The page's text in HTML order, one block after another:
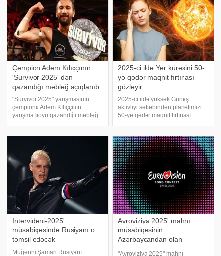
Çempion Adem Kılıççının
'Survivor 2025' dən
qazandığı məbləğ açıqlanıb
"Survivor 2025" yarışmasının
çempionu Adem Kılıççının
yarışma boyu qazandığı məbləğ
həftəlik 100 min lirə maaş aldığı
öyrənilib
2025-ci ildə Yer kürəsini 50-
yə qədər maqnit fırtınası
gözləyir
2025-ci ildə yüksək Günəş
aktivliyi səbəbindən planetimizi
50-yə qədər maqnit fırtınası
Universitetinin fizik mühəndisi
Roman Kuçerov xəbərdarlıq edib.
xəbər verir ki, onu
Intervideni-2025'
müsabiqəsində Rusiyanı o
təmsil edəcək
Müğənni Şaman Rusiyanı
Avroviziya 2025' mahnı
müsabiqəsinin
Azərbaycandan olan
"Avroviziya 2025" mahnı